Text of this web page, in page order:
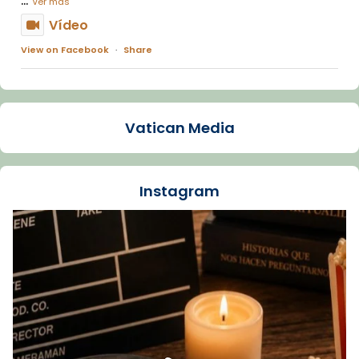
Vídeo
View on Facebook · Share
Arquebisbat de Barcelona
La Carmina va patir depressió. Fa gairebé
dos mesos, a l'Estadi Lluís Companys, la
Recupera l'entrevista comp
Vatican
tican News 👇
www.vaticannews.va/es/iglesia/news/2026-
07/carmina-historia-depresion-papa-viaje-
espana-testimoni...
Foto
Vatican Media
Instagram